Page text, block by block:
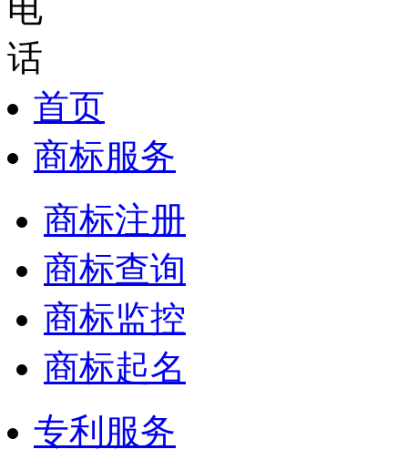
首页
商标服务
商标注册
商标查询
商标监控
商标起名
专利服务